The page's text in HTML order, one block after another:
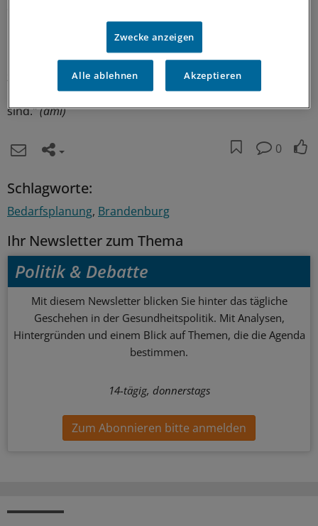
Er hofft, "dass der Erkenntnisprozess
konsequenterweise zu Überlegungen führen wird, die
zur ressourcengerechten Abdeckung der ermittelten
populationsbezogenen Versorgungsbedarfe geeignet
sind."(ami)
0
Schlagworte:
Bedarfsplanung Brandenburg
Ihr Newsletter zum Thema
Politik & Debatte
Mit diesem Newsletter blicken Sie hinter das tägliche
Geschehen in der Gesundheitspolitik. Mit Analysen,
Hintergründen und einem Blick auf Themen, die die Agenda
bestimmen.
14-tägig, donnerstags
Zum Abonnieren bitte anmelden
Zwecke anzeigen
Alle ablehnen Akzeptieren